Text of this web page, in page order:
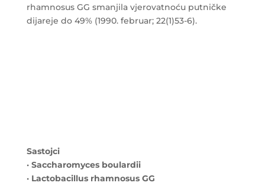
rhamnosus GG smanjila vjerovatnoću putničke
dijareje do 49% (1990. februar; 22(1)53-6).
Sastojci
· Saccharomyces boulardii
· Lactobacillus rhamnosus GG